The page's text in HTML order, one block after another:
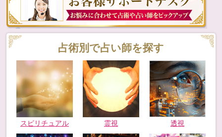
占術別で占い師を探す
スピリチュアル 霊視 透視